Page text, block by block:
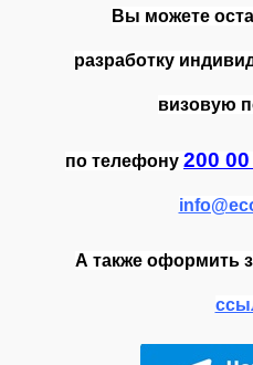
Вы можете
разработку
визовую
по телефону 200 00
А также оформить